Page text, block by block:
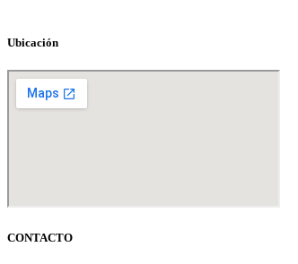
Ubicación
CONTACTO